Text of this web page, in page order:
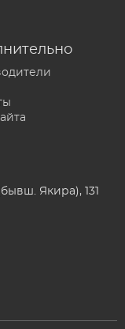
Якира), 131